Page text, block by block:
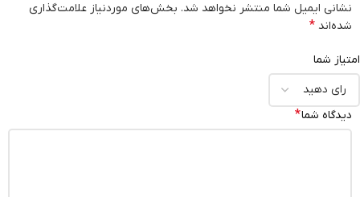
نشانی ایمیل شما منتشر نخواهد شد. بخش‌های موردنیاز علامت‌گذاری
شده‌اند *
امتیاز شما
دیدگاه شما*